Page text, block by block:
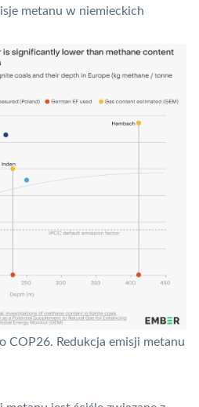
metanu w niemieckich
COP26. Redukcja emisji metanu